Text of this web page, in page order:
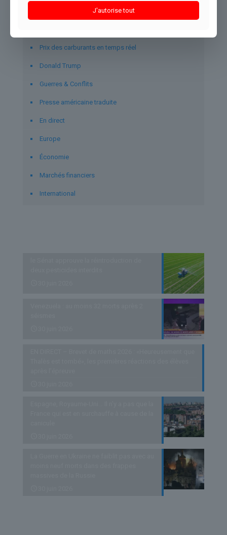
À propos d’Actus-Eco.fr
Prix des carburants en temps réel
Donald Trump
Guerres & Conflits
Presse américaine traduite
En direct
Europe
Économie
Marchés financiers
International
J'autorise tout